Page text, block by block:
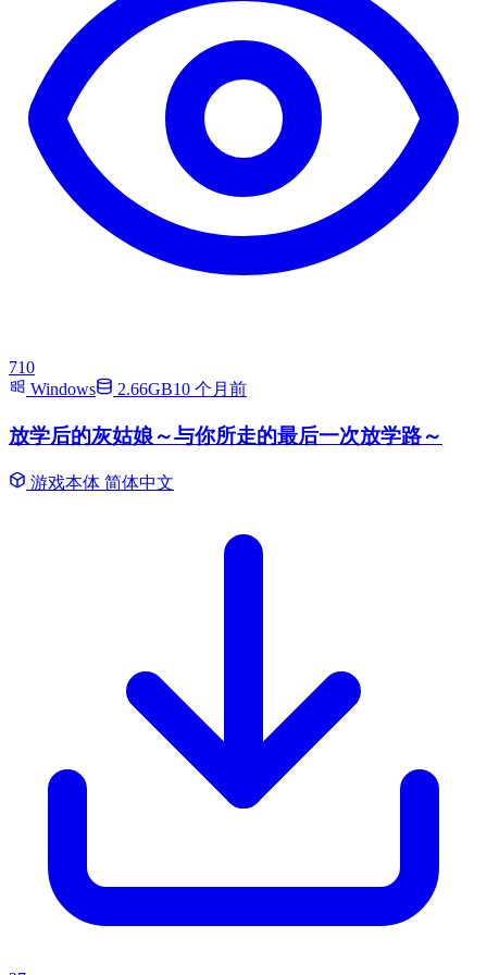
710
Windows
2.66GB10 个月前
放学后的灰姑娘～与你所走的最后一次放学路～
游戏本体 简体中文